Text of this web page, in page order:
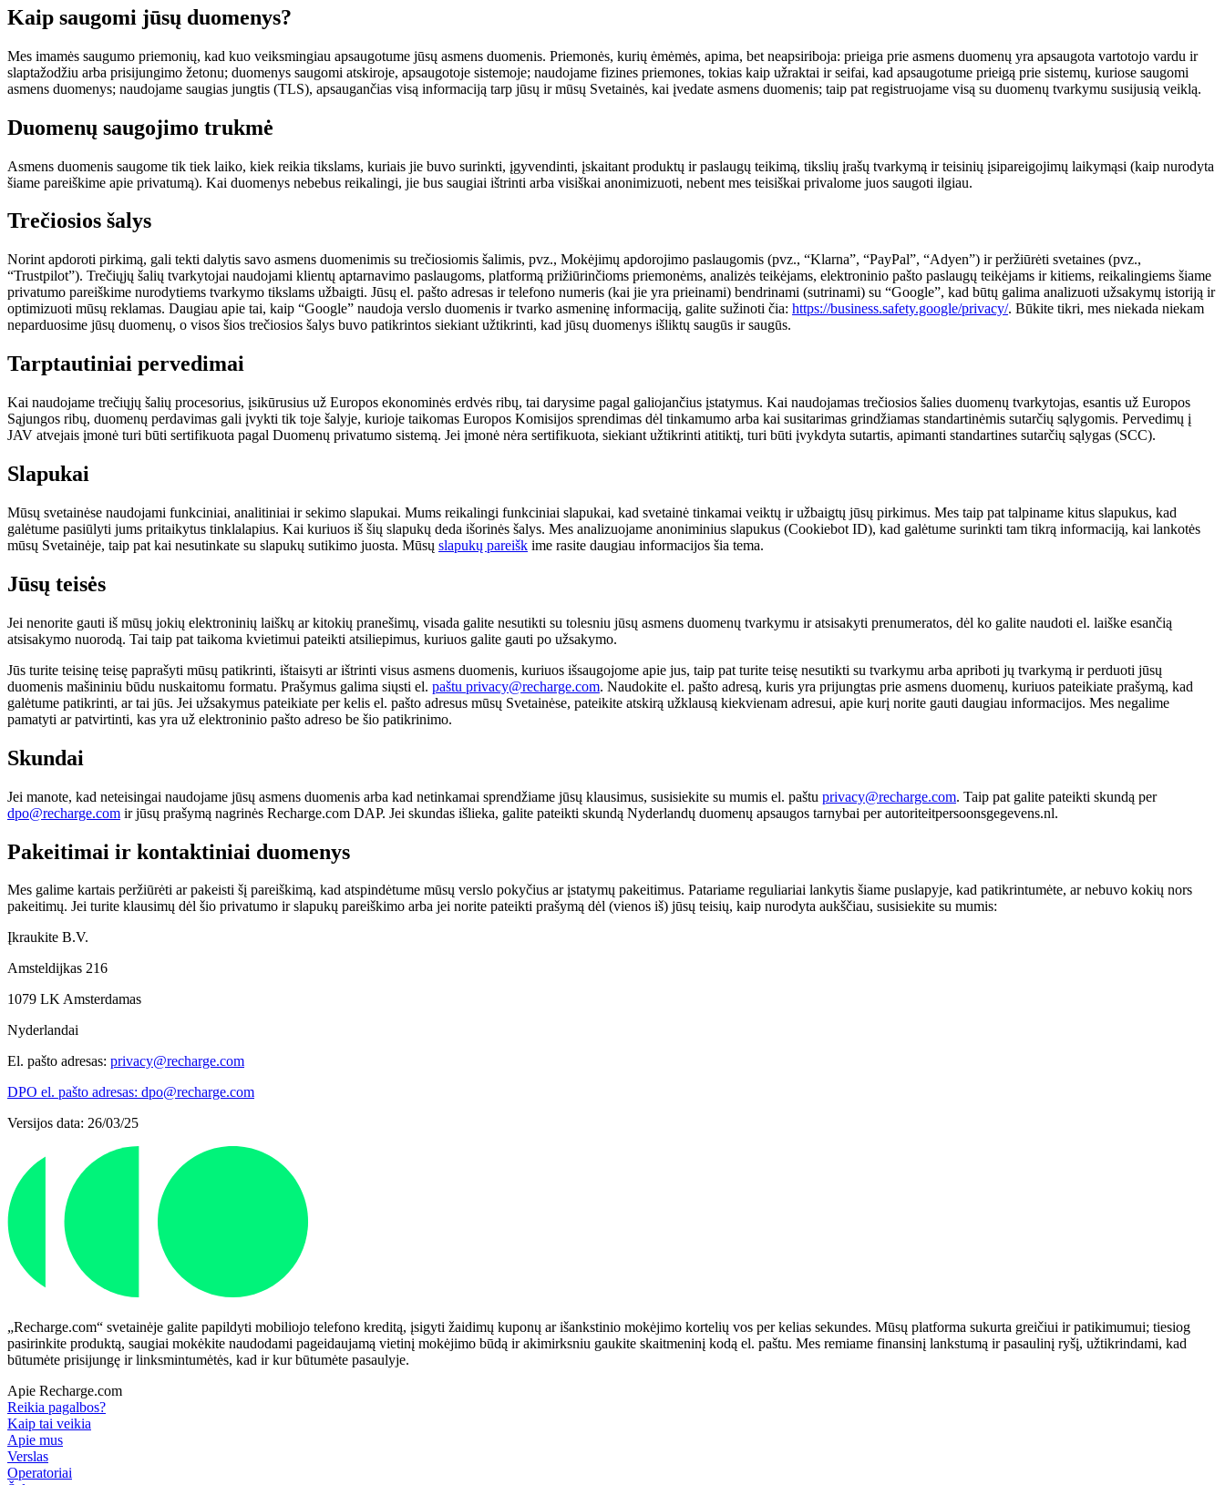
Kaip saugomi jūsų duomenys?
Mes imamės saugumo priemonių, kad kuo veiksmingiau apsaugotume jūsų asmens duomenis. Priemonės, kurių ėmėmės, apima, bet neapsiriboja: prieiga prie asmens duomenų yra apsaugota vartotojo vardu ir
slaptažodžiu arba prisijungimo žetonu; duomenys saugomi atskiroje, apsaugotoje sistemoje; naudojame fizines priemones, tokias kaip užraktai ir seifai, kad apsaugotume prieigą prie sistemų, kuriose saugomi
asmens duomenys; naudojame saugias jungtis (TLS), apsaugančias visą informaciją tarp jūsų ir mūsų Svetainės, kai įvedate asmens duomenis; taip pat registruojame visą su duomenų tvarkymu susijusią veiklą.
Duomenų saugojimo trukmė
Asmens duomenis saugome tik tiek laiko, kiek reikia tikslams, kuriais jie buvo surinkti, įgyvendinti, įskaitant produktų ir paslaugų teikimą, tikslių įrašų tvarkymą ir teisinių įsipareigojimų laikymąsi (kaip nurodyta
šiame pareiškime apie privatumą). Kai duomenys nebebus reikalingi, jie bus saugiai ištrinti arba visiškai anonimizuoti, nebent mes teisiškai privalome juos saugoti ilgiau.
Trečiosios šalys
Norint apdoroti pirkimą, gali tekti dalytis savo asmens duomenimis su trečiosiomis šalimis, pvz., Mokėjimų apdorojimo paslaugomis (pvz., “Klarna”, “PayPal”, “Adyen”) ir peržiūrėti svetaines (pvz.,
“Trustpilot”). Trečiųjų šalių tvarkytojai naudojami klientų aptarnavimo paslaugoms, platformą prižiūrinčioms priemonėms, analizės teikėjams, elektroninio pašto paslaugų teikėjams ir kitiems, reikalingiems šiame
privatumo pareiškime nurodytiems tvarkymo tikslams užbaigti. Jūsų el. pašto adresas ir telefono numeris (kai jie yra prieinami) bendrinami (sutrinami) su “Google”, kad būtų galima analizuoti užsakymų istoriją ir
optimizuoti mūsų reklamas. Daugiau apie tai, kaip “Google” naudoja verslo duomenis ir tvarko asmeninę informaciją, galite sužinoti čia: https://business.safety.google/privacy/. Būkite tikri, mes niekada niekam
neparduosime jūsų duomenų, o visos šios trečiosios šalys buvo patikrintos siekiant užtikrinti, kad jūsų duomenys išliktų saugūs ir saugūs.
Tarptautiniai pervedimai
Kai naudojame trečiųjų šalių procesorius, įsikūrusius už Europos ekonominės erdvės ribų, tai darysime pagal galiojančius įstatymus. Kai naudojamas trečiosios šalies duomenų tvarkytojas, esantis už Europos
Sąjungos ribų, duomenų perdavimas gali įvykti tik toje šalyje, kurioje taikomas Europos Komisijos sprendimas dėl tinkamumo arba kai susitarimas grindžiamas standartinėmis sutarčių sąlygomis. Pervedimų į
JAV atvejais įmonė turi būti sertifikuota pagal Duomenų privatumo sistemą. Jei įmonė nėra sertifikuota, siekiant užtikrinti atitiktį, turi būti įvykdyta sutartis, apimanti standartines sutarčių sąlygas (SCC).
Slapukai
Mūsų svetainėse naudojami funkciniai, analitiniai ir sekimo slapukai. Mums reikalingi funkciniai slapukai, kad svetainė tinkamai veiktų ir užbaigtų jūsų pirkimus. Mes taip pat talpiname kitus slapukus, kad
galėtume pasiūlyti jums pritaikytus tinklalapius. Kai kuriuos iš šių slapukų deda išorinės šalys. Mes analizuojame anoniminius slapukus (Cookiebot ID), kad galėtume surinkti tam tikrą informaciją, kai lankotės
mūsų Svetainėje, taip pat kai nesutinkate su slapukų sutikimo juosta. Mūsų slapukų pareišk ime rasite daugiau informacijos šia tema.
Jūsų teisės
Jei nenorite gauti iš mūsų jokių elektroninių laiškų ar kitokių pranešimų, visada galite nesutikti su tolesniu jūsų asmens duomenų tvarkymu ir atsisakyti prenumeratos, dėl ko galite naudoti el. laiške esančią
atsisakymo nuorodą. Tai taip pat taikoma kvietimui pateikti atsiliepimus, kuriuos galite gauti po užsakymo.
Jūs turite teisinę teisę paprašyti mūsų patikrinti, ištaisyti ar ištrinti visus asmens duomenis, kuriuos išsaugojome apie jus, taip pat turite teisę nesutikti su tvarkymu arba apriboti jų tvarkymą ir perduoti jūsų
duomenis mašininiu būdu nuskaitomu formatu. Prašymus galima siųsti el. paštu privacy@recharge.com. Naudokite el. pašto adresą, kuris yra prijungtas prie asmens duomenų, kuriuos pateikiate prašymą, kad
galėtume patikrinti, ar tai jūs. Jei užsakymus pateikiate per kelis el. pašto adresus mūsų Svetainėse, pateikite atskirą užklausą kiekvienam adresui, apie kurį norite gauti daugiau informacijos. Mes negalime
pamatyti ar patvirtinti, kas yra už elektroninio pašto adreso be šio patikrinimo.
Skundai
Jei manote, kad neteisingai naudojame jūsų asmens duomenis arba kad netinkamai sprendžiame jūsų klausimus, susisiekite su mumis el. paštu privacy@recharge.com. Taip pat galite pateikti skundą per
dpo@recharge.com ir jūsų prašymą nagrinės Recharge.com DAP. Jei skundas išlieka, galite pateikti skundą Nyderlandų duomenų apsaugos tarnybai per autoriteitpersoonsgegevens.nl.
Pakeitimai ir kontaktiniai duomenys
Mes galime kartais peržiūrėti ar pakeisti šį pareiškimą, kad atspindėtume mūsų verslo pokyčius ar įstatymų pakeitimus. Patariame reguliariai lankytis šiame puslapyje, kad patikrintumėte, ar nebuvo kokių nors
pakeitimų. Jei turite klausimų dėl šio privatumo ir slapukų pareiškimo arba jei norite pateikti prašymą dėl (vienos iš) jūsų teisių, kaip nurodyta aukščiau, susisiekite su mumis:
Įkraukite B.V.
Amsteldijkas 216
1079 LK Amsterdamas
Nyderlandai
El. pašto adresas: privacy@recharge.com
DPO el. pašto adresas: dpo@recharge.com
Versijos data: 26/03/25
„Recharge.com“ svetainėje galite papildyti mobiliojo telefono kreditą, įsigyti žaidimų kuponų ar išankstinio mokėjimo kortelių vos per kelias sekundes. Mūsų platforma sukurta greičiui ir patikimumui; tiesiog
pasirinkite produktą, saugiai mokėkite naudodami pageidaujamą vietinį mokėjimo būdą ir akimirksniu gaukite skaitmeninį kodą el. paštu. Mes remiame finansinį lankstumą ir pasaulinį ryšį, užtikrindami, kad
būtumėte prisijungę ir linksmintumėtės, kad ir kur būtumėte pasaulyje.
Apie Recharge.com
Reikia pagalbos?
Kaip tai veikia
Apie mus
Verslas
Operatoriai